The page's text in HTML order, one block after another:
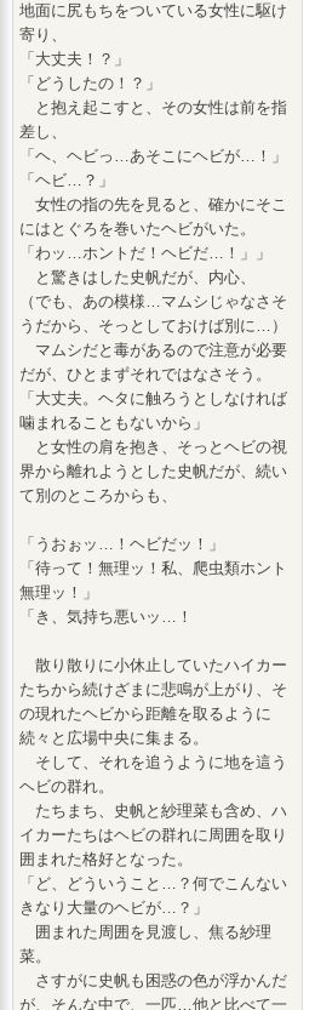
地面に尻もちをついている女性に駆け
寄り、
「大丈夫！？」
「どうしたの！？」
と抱え起こすと、その女性は前を指
差し、
「ヘ、ヘビっ…あそこにヘビが…！」
「ヘビ…？」
女性の指の先を見ると、確かにそこ
にはとぐろを巻いたヘビがいた。
「わッ…ホントだ！ヘビだ…！」」
と驚きはした史帆だが、内心、
（でも、あの模様…マムシじゃなさそ
うだから、そっとしておけば別に…）
マムシだと毒があるので注意が必要
だが、ひとまずそれではなさそう。
「大丈夫。ヘタに触ろうとしなければ
噛まれることもないから」
と女性の肩を抱き、そっとヘビの視
界から離れようとした史帆だが、続い
て別のところからも、
「うおぉッ…！ヘビだッ！」
「待って！無理ッ！私、爬虫類ホント
無理ッ！」
「き、気持ち悪いッ…！
散り散りに小休止していたハイカー
たちから続けざまに悲鳴が上がり、そ
の現れたヘビから距離を取るように
続々と広場中央に集まる。
そして、それを追うように地を這う
ヘビの群れ。
たちまち、史帆と紗理菜も含め、ハ
イカーたちはヘビの群れに周囲を取り
囲まれた格好となった。
「ど、どういうこと…？何でこんない
きなり大量のヘビが…？」
囲まれた周囲を見渡し、焦る紗理
菜。
さすがに史帆も困惑の色が浮かんだ
が、そんな中で、一匹…他と比べて一